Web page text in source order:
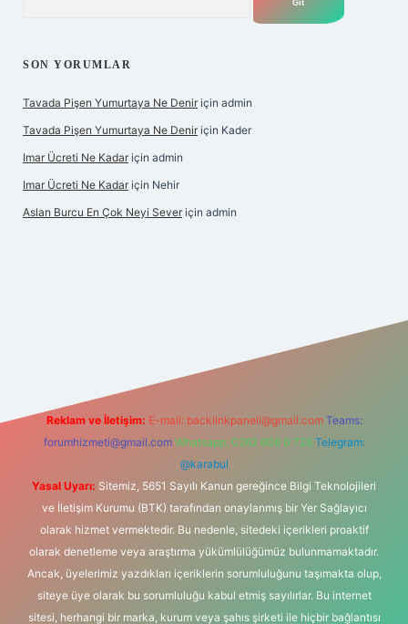
SON YORUMLAR
Tavada Pişen Yumurtaya Ne Denir için admin
Tavada Pişen Yumurtaya Ne Denir için Kader
Imar Ücreti Ne Kadar için admin
Imar Ücreti Ne Kadar için Nehir
Aslan Burcu En Çok Neyi Sever için admin
Reklam ve İletişim: E-mail: backlinkpaneli@gmail.com Teams:
forumhizmeti@gmail.com Whatsapp: 0262 606 0 726 Telegram:
@karabul
Yasal Uyarı: Sitemiz, 5651 Sayılı Kanun gereğince Bilgi Teknolojileri
ve İletişim Kurumu (BTK) tarafından onaylanmış bir Yer Sağlayıcı
olarak hizmet vermektedir. Bu nedenle, sitedeki içerikleri proaktif
olarak denetleme veya araştırma yükümlülüğümüz bulunmamaktadır.
Ancak, üyelerimiz yazdıkları içeriklerin sorumluluğunu taşımakta olup,
siteye üye olarak bu sorumluluğu kabul etmiş sayılırlar. Bu internet
sitesi, herhangi bir marka, kurum veya şahıs şirketi ile hiçbir bağlantısı